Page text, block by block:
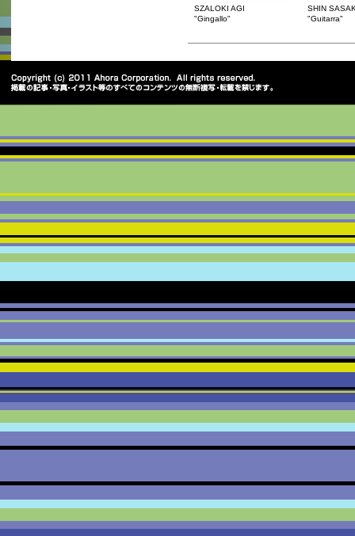
SZALOKI AGI
"Gingallo"
SHIN
"Guitarra"